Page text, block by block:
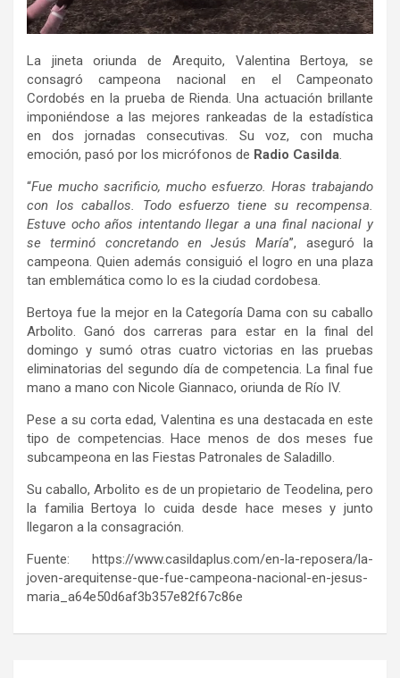
La jineta oriunda de Arequito, Valentina Bertoya, se
consagró campeona nacional en el Campeonato
Cordobés en la prueba de Rienda. Una actuación brillante
imponiéndose a las mejores rankeadas de la estadística
en dos jornadas consecutivas. Su voz, con mucha
emoción, pasó por los micrófonos de Radio Casilda.
“Fue mucho sacrificio, mucho esfuerzo. Horas trabajando
con los caballos. Todo esfuerzo tiene su recompensa.
Estuve ocho años intentando llegar a una final nacional y
se terminó concretando en Jesús María”, aseguró la
campeona. Quien además consiguió el logro en una plaza
tan emblemática como lo es la ciudad cordobesa.
Bertoya fue la mejor en la Categoría Dama con su caballo
Arbolito. Ganó dos carreras para estar en la final del
domingo y sumó otras cuatro victorias en las pruebas
eliminatorias del segundo día de competencia. La final fue
mano a mano con Nicole Giannaco, oriunda de Río IV.
Pese a su corta edad, Valentina es una destacada en este
tipo de competencias. Hace menos de dos meses fue
subcampeona en las Fiestas Patronales de Saladillo.
Su caballo, Arbolito es de un propietario de Teodelina, pero
la familia Bertoya lo cuida desde hace meses y junto
llegaron a la consagración.
Fuente: https://www.casildaplus.com/en-la-reposera/la-
joven-arequitense-que-fue-campeona-nacional-en-jesus-
maria_a64e50d6af3b357e82f67c86e